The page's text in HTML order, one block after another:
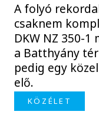
A folyó
csaknem
DKW NZ 350-
a Batthyány
pedig egy
elő.
KÖZÉLET